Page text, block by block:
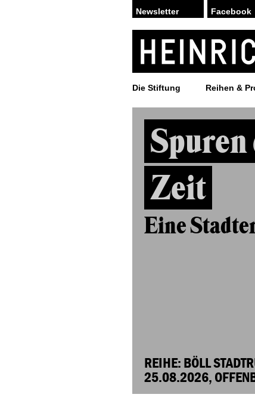
Facebook
Die Stiftung Reihen &
Zeit
Eine
REIHE: BÖLL
25.08.2026,